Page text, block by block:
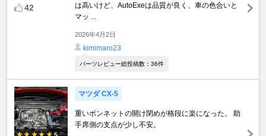
42
は高いけど、AutoExeは品質が良く、車の色合いと
マッ ...
2026年4月2日
kimimaro23
パーツレビュー総投稿数：36件
マツダ CX-5
重いボンネットの開け閉めが格段に楽になった。 助
手席側の支点が少し不安。